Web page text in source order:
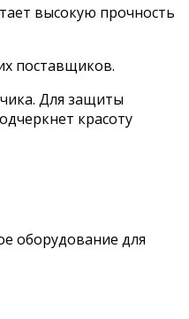
высокую прочность
поставщиков.
Для защиты
красоту
оборудование для